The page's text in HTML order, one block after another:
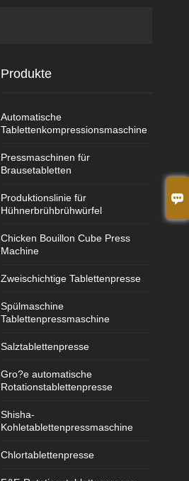

Produkte
Automatische
Tablettenkompressionsmaschine
Pressmaschinen für
Brausetabletten
Produktionslinie für
Hühnerbrühbrühwürfel
Chicken Bouillon Cube Press
Machine
Zweischichtige Tablettenpresse
Spülmaschine
Tablettenpressmaschine
Salztablettenpresse
Gro?e automatische
Rotationstablettenpresse
Shisha-
Kohletablettenpressmaschine
Chlortablettenpresse